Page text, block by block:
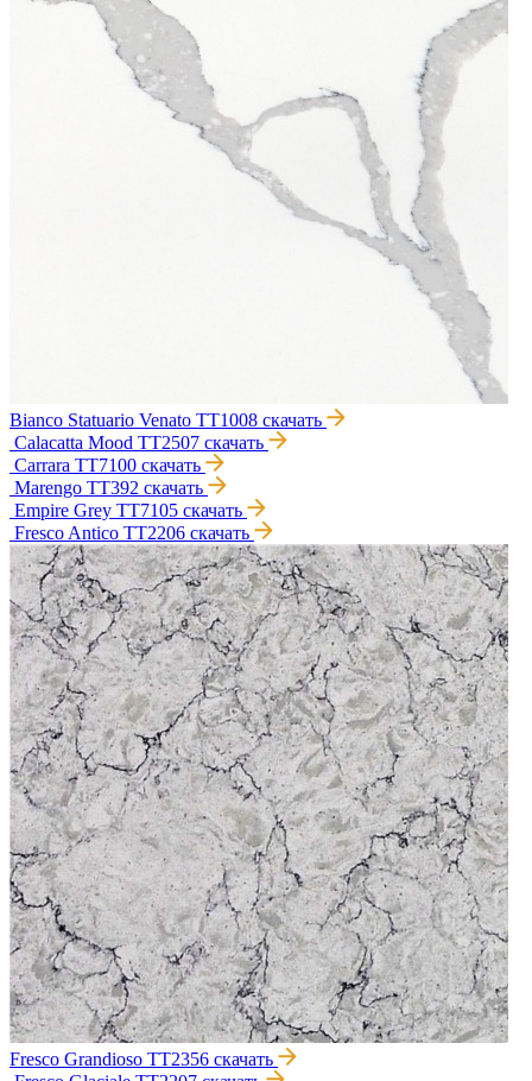
Bianco Statuario Venato TT1008 скачать
Calacatta Mood TT2507 скачать
Carrara TT7100 скачать
Marengo TT392 скачать
Empire Grey TT7105 скачать
Fresco Antico TT2206 скачать
Fresco Grandioso TT2356 скачать